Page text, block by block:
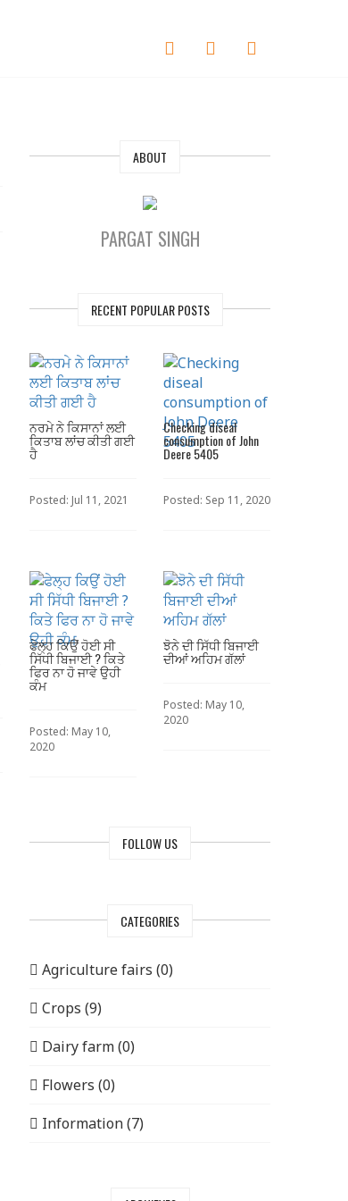
ABOUT
PARGAT SINGH
RECENT POPULAR POSTS
ਨਰਮੇ ਨੇ ਕਿਸਾਨਾਂ ਲਈ
ਕਿਤਾਬ ਲਾਂਚ ਕੀਤੀ ਗਈ
ਹੈ
Posted: Jul 11, 2021
Checking diseal
consumption of John
Deere 5405
Posted: Sep 11, 2020
ਫੇਲ੍ਹ ਕਿਉਂ ਹੋਈ ਸੀ
ਸਿੱਧੀ ਬਿਜਾਈ ? ਕਿਤੇ
ਫਿਰ ਨਾ ਹੋ ਜਾਵੇ ਉਹੀ
ਕੰਮ
Posted: May 10,
2020
ਝੋਨੇ ਦੀ ਸਿੱਧੀ ਬਿਜਾਈ
ਦੀਆਂ ਅਹਿਮ ਗੱਲਾਂ
Posted: May 10,
2020
FOLLOW US
CATEGORIES
Agriculture fairs (0)
Crops (9)
Dairy farm (0)
Flowers (0)
Information (7)